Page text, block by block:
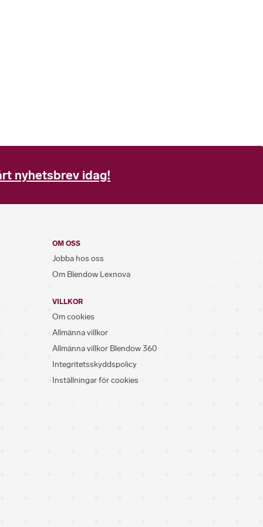
nyhetsbrev idag!
OM OSS
Jobba hos oss
Om Blendow Lexnova
VILLKOR
Om cookies
Allmänna villkor
Allmänna villkor Blendow 360
Integritetsskyddspolicy
Inställningar för cookies